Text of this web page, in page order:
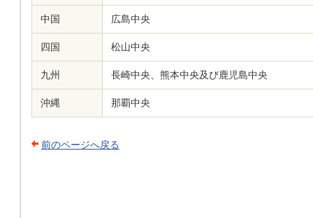
中国 広島中央
四国 松山中央
九州 長崎中央、熊本中央及び鹿児島中央
沖縄 那覇中央
前のページへ戻る